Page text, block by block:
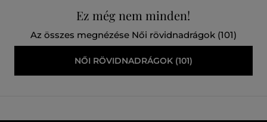
Ez még nem minden!
Az összes megnézése Női rövidnadrágok (101)
NŐI RÖVIDNADRÁGOK (101)